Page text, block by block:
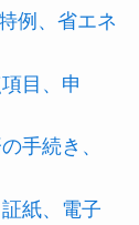
例、省エネ
目、申
手続き、
紙、電子